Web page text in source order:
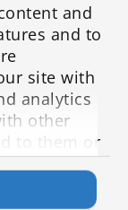
and
and to
site with
analytics
other
to them or
use of their